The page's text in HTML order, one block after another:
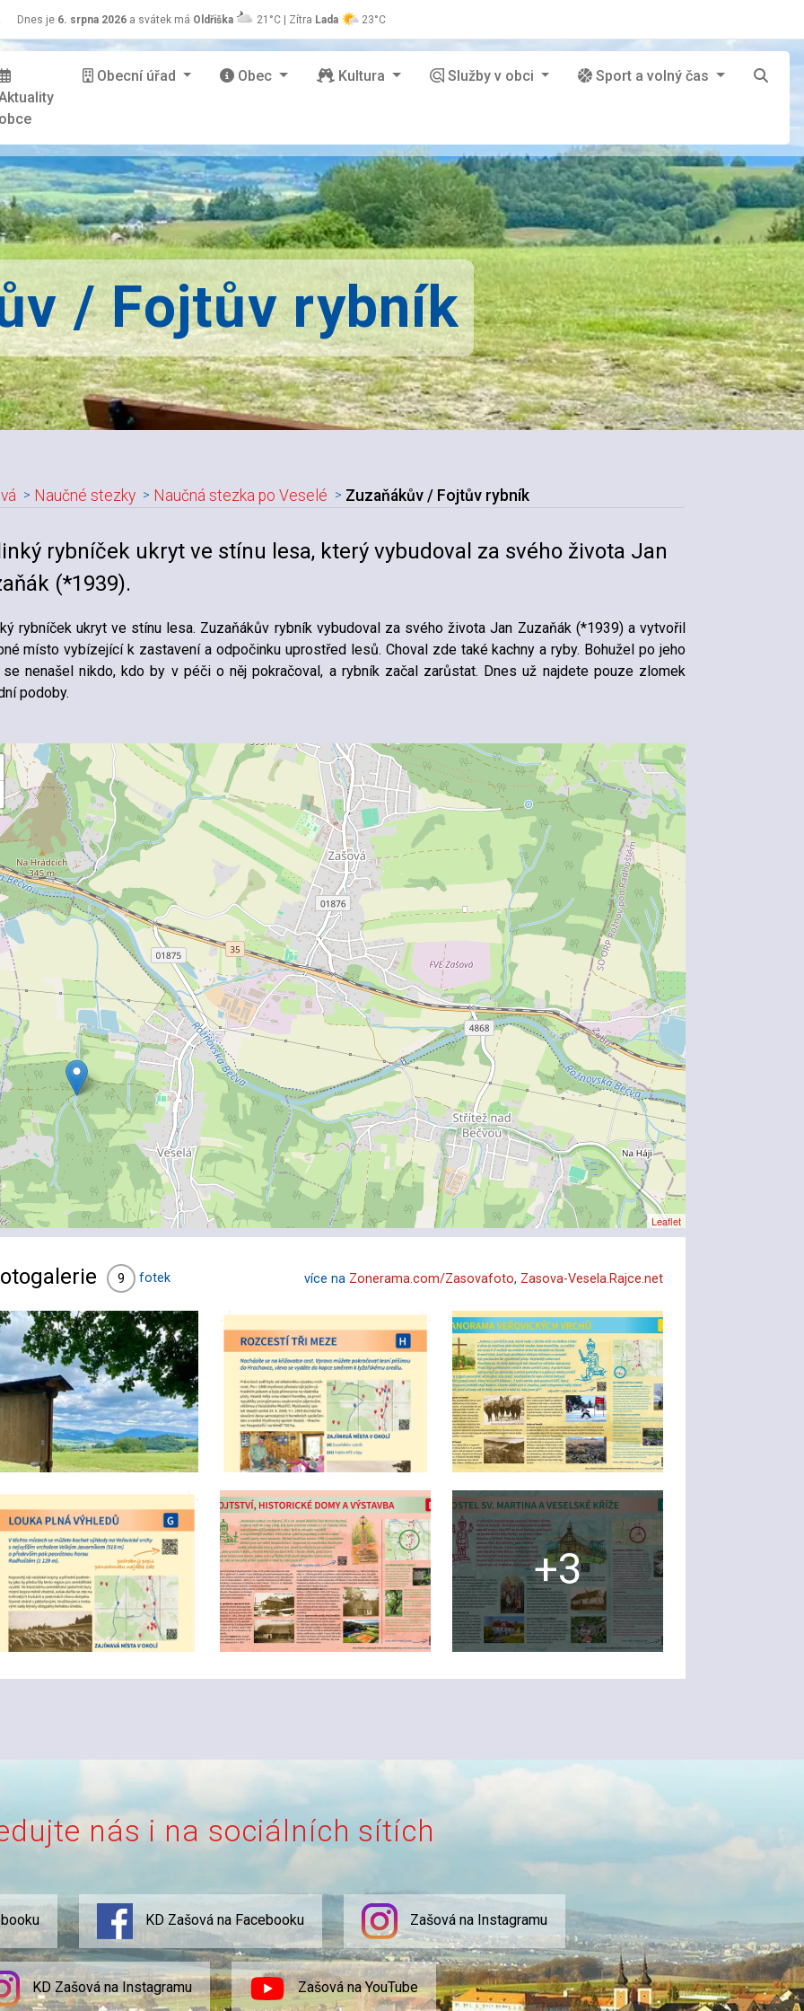
Dnes je 6. srpna 2026a svátek má Oldřiška 21°C | Zítra Lada 23°C
Obecní úřad Obec Kultura Služby v obci Sport a volný čas
/ Fojtův rybník
Naučné stezky Naučná stezka po Veselé Zuzaňákův / Fojtův rybník
rybníček ukryt ve stínu lesa, který vybudoval za svého života Jan
(*1939).
rybníček ukryt ve stínu lesa. Zuzaňákův rybník vybudoval za svého života Jan Zuzaňák (*1939) a vytvořil
místo vybízející k zastavení a odpočinku uprostřed lesů. Choval zde také kachny a ryby. Bohužel po jeho
nenašel nikdo, kdo by v péči o něj pokračoval, a rybník začal zarůstat. Dnes už najdete pouze zlomek
podoby.
Leaflet
9 fotek více na Zonerama.com/Zasovafoto, Zasova-Vesela.Rajce.net
+3
nás i na sociálních sítích
KD Zašová na Facebooku Zašová na Instagramu
KD Zašová na Instagramu Zašová na YouTube